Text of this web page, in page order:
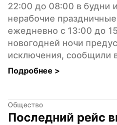
22:00 до 08:00 в будни
нерабочие
ежедневно с 13:00 до
новогодней ночи
исключения, сообщили
Подробнее >
Общество
Последний рейс